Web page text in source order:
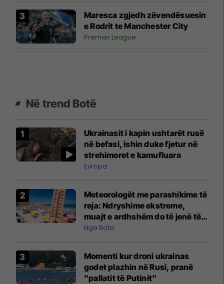
Maresca zgjedh zëvendësuesin
e Rodrit te Manchester City
Premier League
Në trend Botë
Ukrainasit i kapin ushtarët rusë
në befasi, ishin duke fjetur në
strehimoret e kamufluara
Evropa
Meteorologët me parashikime të
reja: Ndryshime ekstreme,
muajt e ardhshëm do të jenë të
pazakontë
Nga Bota
Momenti kur droni ukrainas
godet plazhin në Rusi, pranë
"pallatit të Putinit"